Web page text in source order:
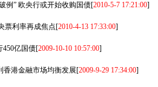
例” 欧央行或开始收购国债[2010-5-7 17:21:00]
票利率再成焦点[2010-4-13 17:33:00]
450亿国债[2009-10-10 10:57:00]
香港金融市场均衡发展[2009-9-29 17:34:00]